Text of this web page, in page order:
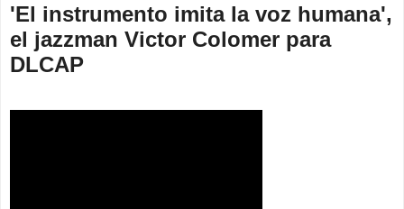
'El instrumento imita la voz humana',
el jazzman Victor Colomer para
DLCAP